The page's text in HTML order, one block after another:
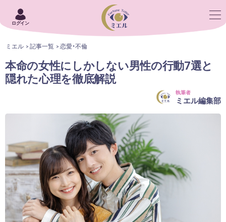
ログイン
ミエル 記事一覧 恋愛・不倫
本命の女性にしかしない男性の行動7選と
隠れた心理を徹底解説
執筆者
ミエル編集部